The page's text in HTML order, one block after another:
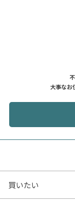
大事なお
買いたい